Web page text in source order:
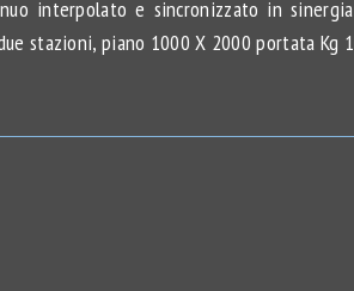
interpolato e sincronizzato in
stazioni, piano 1000 X 2000 portata Kg